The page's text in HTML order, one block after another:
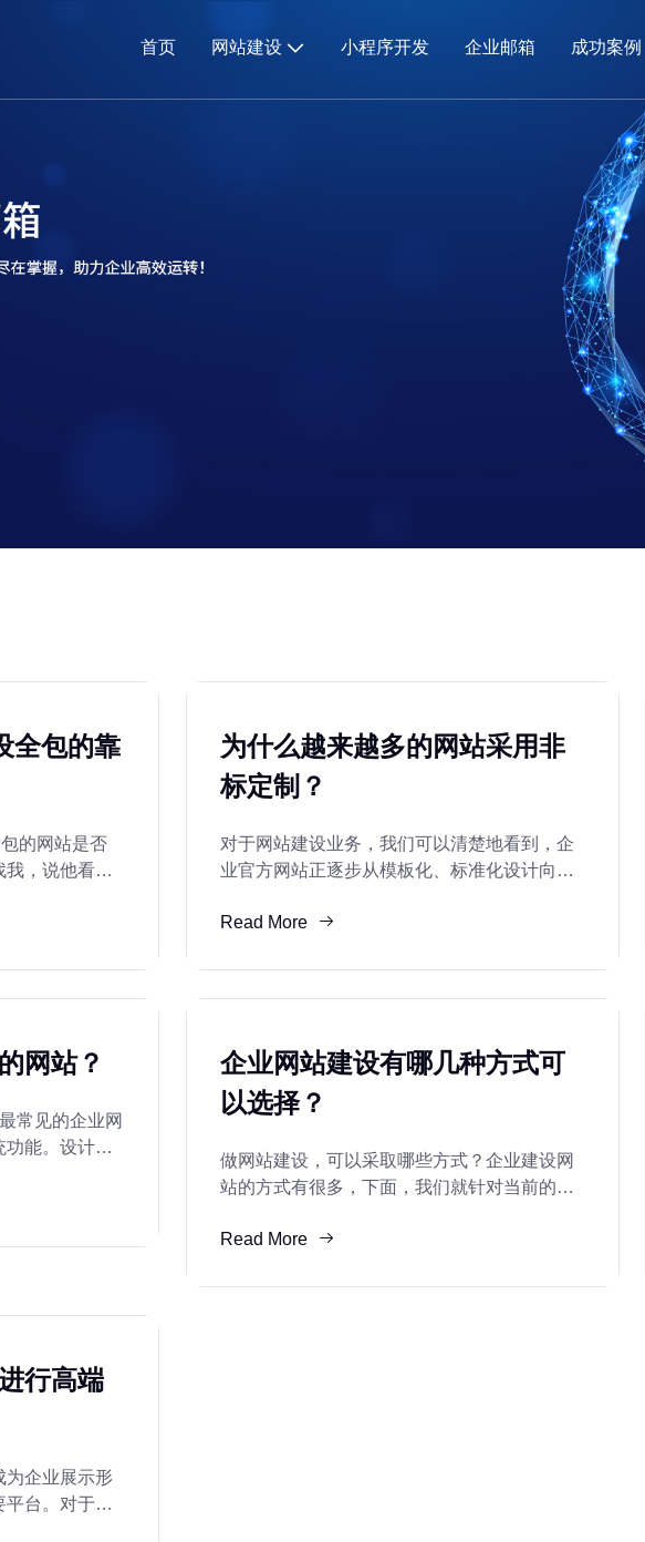
首页 网站建设 小程序开发 企业邮箱 成功案例
全包的靠
的网站是否
，说他看了
为什么越来越多的网站采用非
标定制？
对于网站建设业务，我们可以清楚地看到，企
业官方网站正逐步从模板化、标准化设计向非
官方网站个性化和功能化的更高追求，也反映
Read More
网站？
常见的企业网
能。设计规
业网站的信
企业网站建设有哪几种方式可
以选择？
做网站建设，可以采取哪些方式？企业建设网
站的方式有很多，下面，我们就针对当前的主
主流方式1、定制网站根据企业需求，为企业定
Read More
行高端
为企业展示形
台。对于小